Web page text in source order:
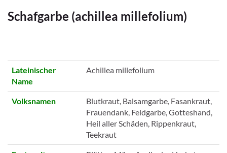
Schafgarbe (achillea millefolium)
Lateinischer
Name
Achillea millefolium
Volksnamen
Blutkraut, Balsamgarbe, Fasankraut,
Frauendank, Feldgarbe, Gotteshand,
Heil aller Schäden, Rippenkraut,
Teekraut